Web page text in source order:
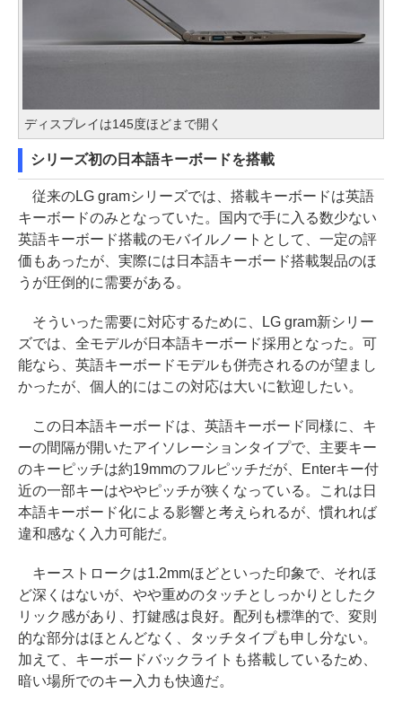
ディスプレイは145度ほどまで開く
シリーズ初の日本語キーボードを搭載
従来のLG gramシリーズでは、搭載キーボードは英語
キーボードのみとなっていた。国内で手に入る数少ない
英語キーボード搭載のモバイルノートとして、一定の評
価もあったが、実際には日本語キーボード搭載製品のほ
うが圧倒的に需要がある。
そういった需要に対応するために、LG gram新シリー
ズでは、全モデルが日本語キーボード採用となった。可
能なら、英語キーボードモデルも併売されるのが望まし
かったが、個人的にはこの対応は大いに歓迎したい。
この日本語キーボードは、英語キーボード同様に、キ
ーの間隔が開いたアイソレーションタイプで、主要キー
のキーピッチは約19mmのフルピッチだが、Enterキー付
近の一部キーはややピッチが狭くなっている。これは日
本語キーボード化による影響と考えられるが、慣れれば
違和感なく入力可能だ。
キーストロークは1.2mmほどといった印象で、それほ
ど深くはないが、やや重めのタッチとしっかりとしたク
リック感があり、打鍵感は良好。配列も標準的で、変則
的な部分はほとんどなく、タッチタイプも申し分ない。
加えて、キーボードバックライトも搭載しているため、
暗い場所でのキー入力も快適だ。